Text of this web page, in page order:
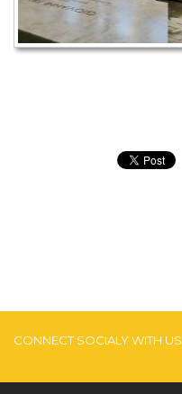
CONNECT SOCIALY WITH US